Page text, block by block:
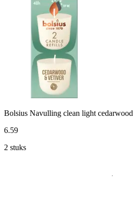
Bolsius Navulling clean light cedarwood
6.59
2 stuks